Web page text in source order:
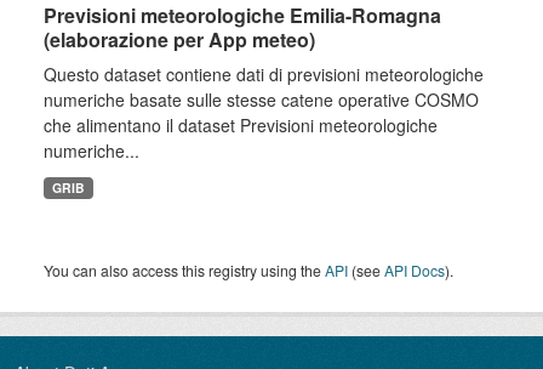
Previsioni meteorologiche Emilia-Romagna
(elaborazione per App meteo)
Questo dataset contiene dati di previsioni meteorologiche
numeriche basate sulle stesse catene operative COSMO
che alimentano il dataset Previsioni meteorologiche
numeriche...
GRIB
You can also access this registry using theAPI (seeAPI Docs).